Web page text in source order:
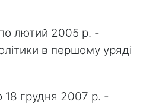
лютий 2005 р. -
в першому уряді
грудня 2007 р. -